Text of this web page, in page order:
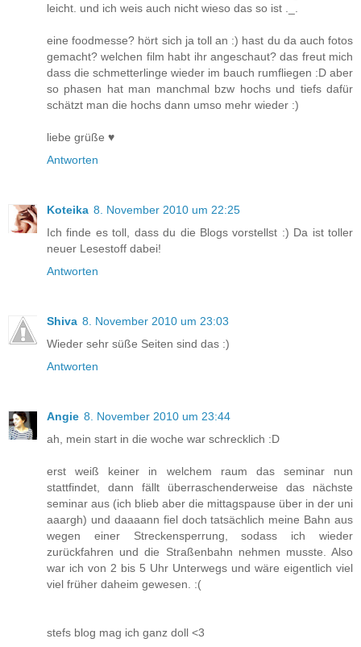
leicht. und ich weis auch nicht wieso das so ist ._.
eine foodmesse? hört sich ja toll an :) hast du da auch fotos
gemacht? welchen film habt ihr angeschaut? das freut mich
dass die schmetterlinge wieder im bauch rumfliegen :D aber
so phasen hat man manchmal bzw hochs und tiefs dafür
schätzt man die hochs dann umso mehr wieder :)
liebe grüße ♥
Antworten
Koteika 8. November 2010 um 22:25
Ich finde es toll, dass du die Blogs vorstellst :) Da ist toller
neuer Lesestoff dabei!
Antworten
Shiva 8. November 2010 um 23:03
Wieder sehr süße Seiten sind das :)
Antworten
Angie 8. November 2010 um 23:44
ah, mein start in die woche war schrecklich :D
erst weiß keiner in welchem raum das seminar nun
stattfindet, dann fällt überraschenderweise das nächste
seminar aus (ich blieb aber die mittagspause über in der uni
aaargh) und daaaann fiel doch tatsächlich meine Bahn aus
wegen einer Streckensperrung, sodass ich wieder
zurückfahren und die Straßenbahn nehmen musste. Also
war ich von 2 bis 5 Uhr Unterwegs und wäre eigentlich viel
viel früher daheim gewesen. :(
stefs blog mag ich ganz doll <3